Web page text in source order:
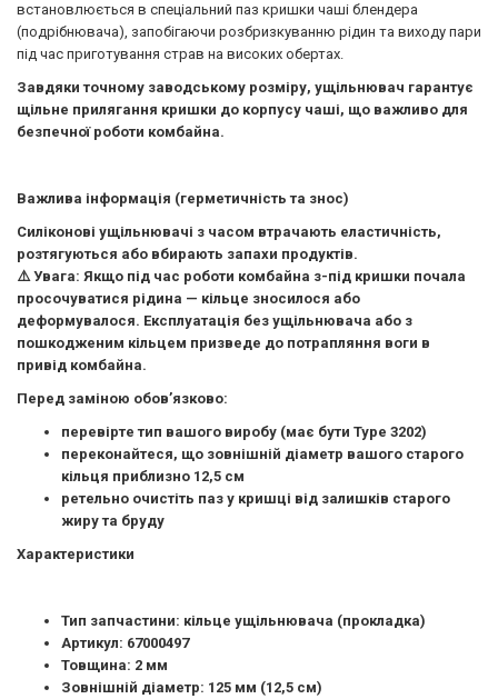
встановлюється в спеціальний паз кришки чаші блендера
(подрібнювача), запобігаючи розбризкуванню рідин та виходу пари
під час приготування страв на високих обертах.
Завдяки точному заводському розміру, ущільнювач гарантує
щільне прилягання кришки до корпусу чаші, що важливо для
безпечної роботи комбайна.
Важлива інформація (герметичність та знос)
Силіконові ущільнювачі з часом втрачають еластичність,
розтягуються або вбирають запахи продуктів.
⚠️Увага: Якщо під час роботи комбайна з-під кришки почала
просочуватися рідина — кільце зносилося або
деформувалося. Експлуатація без ущільнювача або з
пошкодженим кільцем призведе до потрапляння воги в
привід комбайна.
Перед заміною обов’язково:
перевірте тип вашого виробу (має бути Type 3202)
переконайтеся, що зовнішній діаметр вашого старого
кільця приблизно 12,5 см
ретельно очистіть паз у кришці від залишків старого
жиру та бруду
Характеристики
Тип запчастини: кільце ущільнювача (прокладка)
Артикул: 67000497
Товщина: 2 мм
Зовнішній діаметр: 125 мм (12,5 см)